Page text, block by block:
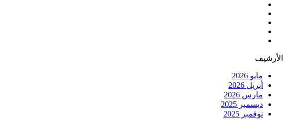
الأرشيف
مايو 2026
أبريل 2026
مارس 2026
ديسمبر 2025
نوفمبر 2025